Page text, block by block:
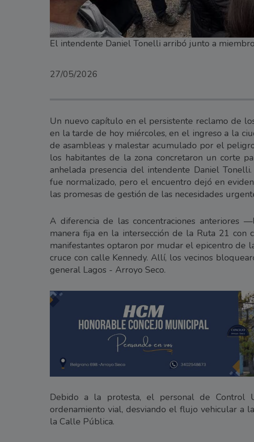
El intendente Daniel Tonelli arribó junto a
27/05/2026
Un nuevo capítulo en el persistente reclamo de
en la tarde de hoy miércoles, en el ingreso a la
de asambleas y malestar acumulado por el
los habitantes de la zona concretaron un corte
anhelada presencia del intendente Daniel
fue normalizado, pero el encuentro dejó en
las promesas de gestión de las necesidades
A diferencia de las concentraciones anteriores
manera fija en la intersección de la Ruta 21
manifestantes optaron por mudar el epicentro de
cruce con calle Kennedy. Allí, los vecinos
general Lagos - Arroyo Seco.
Debido a la protesta, el personal de Control
ordenamiento vial, desviando el flujo vehicular a
la Calle Pública.